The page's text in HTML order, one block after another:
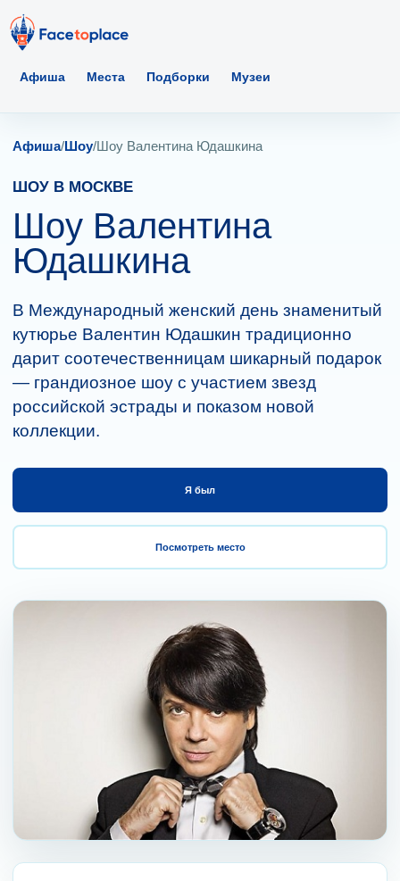
Афиша Места Подборки Музеи
Афиша/Шоу/Шоу Валентина Юдашкина
ШОУ В МОСКВЕ
Шоу Валентина
Юдашкина
В Международный женский день знаменитый
кутюрье Валентин Юдашкин традиционно
дарит соотечественницам шикарный подарок
— грандиозное шоу с участием звезд
российской эстрады и показом новой
коллекции.
Я был
Посмотреть место